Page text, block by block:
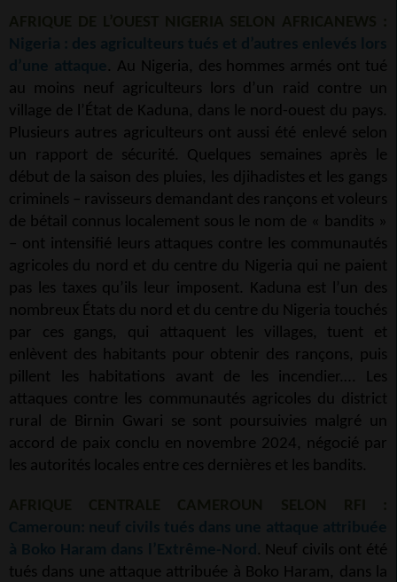
. Au Nigeria, des hommes armés ont tué
au moins neuf agriculteurs lors d’un raid contre un
village de l’État de Kaduna, dans le nord-ouest du pays.
Plusieurs autres agriculteurs ont aussi été enlevé selon
un rapport de sécurité. Quelques semaines après le
début de la saison des pluies, les djihadistes et les gangs
criminels – ravisseurs demandant des rançons et voleurs
de bétail connus localement sous le nom de « bandits »
– ont intensifié leurs attaques contre les communautés
agricoles du nord et du centre du Nigeria qui ne paient
pas les taxes qu’ils leur imposent. Kaduna est l’un des
nombreux États du nord et du centre du Nigeria touchés
par ces gangs, qui attaquent les villages, tuent et
enlèvent des habitants pour obtenir des rançons, puis
pillent les habitations avant de les incendier.… Les
attaques contre les communautés agricoles du district
rural de Birnin Gwari se sont poursuivies malgré un
accord de paix conclu en novembre 2024, négocié par
les autorités locales entre ces dernières et les bandits.
. Neuf civils ont été
tués dans une attaque attribuée à Boko Haram, dans la